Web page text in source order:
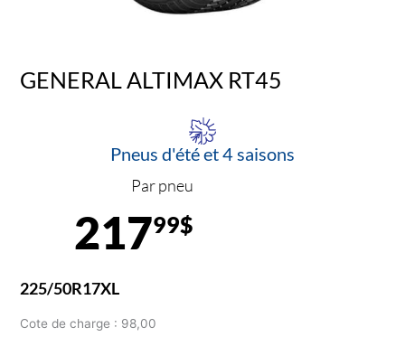
GENERAL ALTIMAX RT45
Pneus d'été et 4 saisons
Par pneu
21799$
225/50R17XL
Cote de charge : 98,00